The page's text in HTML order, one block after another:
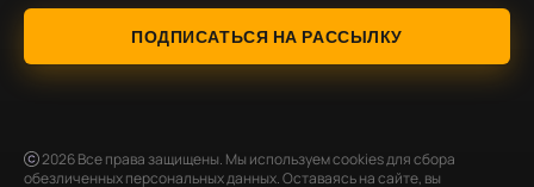
ПОДПИСАТЬСЯ НА РАССЫЛКУ
2026Все права защищены. Мы используем cookies для сбора
обезличенных персональных данных. Оставаясь на сайте, вы